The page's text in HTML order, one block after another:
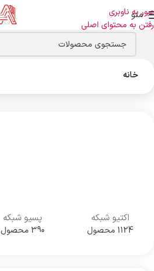
عبور به ناوبری
رفتن به محتوای اصلی
منو
خانه
اکتیو شبکه
1124 محصول
پسیو شبکه
390 محصول